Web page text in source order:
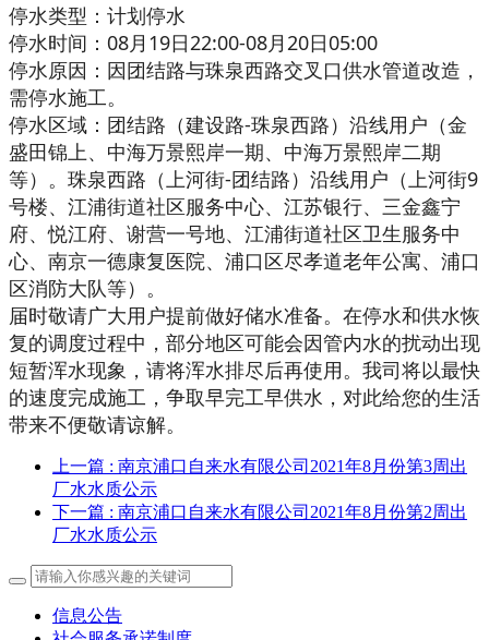
停水类型：计划停水
停水时间：08月19日22:00-08月20日05:00
停水原因：因团结路与珠泉西路交叉口供水管道改造，
需停水施工。
停水区域：团结路（建设路-珠泉西路）沿线用户（金
盛田锦上、中海万景熙岸一期、中海万景熙岸二期
等）。珠泉西路（上河街-团结路）沿线用户（上河街9
号楼、江浦街道社区服务中心、江苏银行、三金鑫宁
府、悦江府、谢营一号地、江浦街道社区卫生服务中
心、南京一德康复医院、浦口区尽孝道老年公寓、浦口
区消防大队等）。
届时敬请广大用户提前做好储水准备。在停水和供水恢
复的调度过程中，部分地区可能会因管内水的扰动出现
短暂浑水现象，请将浑水排尽后再使用。我司将以最快
的速度完成施工，争取早完工早供水，对此给您的生活
带来不便敬请谅解。
上一篇 : 南京浦口自来水有限公司2021年8月份第3周出
厂水水质公示
下一篇 : 南京浦口自来水有限公司2021年8月份第2周出
厂水水质公示
信息公告